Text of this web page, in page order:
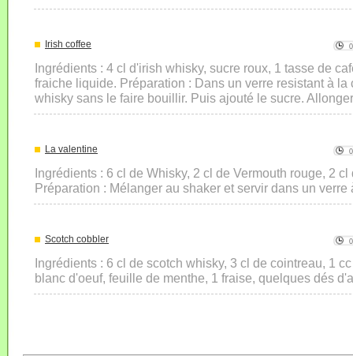
Irish coffee
Ingrédients : 4 cl d'irish whisky, sucre roux, 1 tasse de
fraiche liquide. Préparation : Dans un verre resistant à la
whisky sans le faire bouillir. Puis ajouté le sucre.
La valentine
Ingrédients : 6 cl de Whisky, 2 cl de Vermouth rouge, 2
Préparation : Mélanger au shaker et servir dans un verre
Scotch cobbler
Ingrédients : 6 cl de scotch whisky, 3 cl de cointreau, 1
blanc d'oeuf, feuille de menthe, 1 fraise, quelques dés